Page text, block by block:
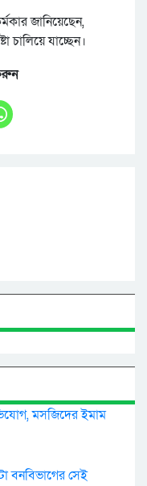
জানিয়েছেন,
চালিয়ে যাচ্ছেন।
মসজিদের ইমাম
বনবিভাগের সেই